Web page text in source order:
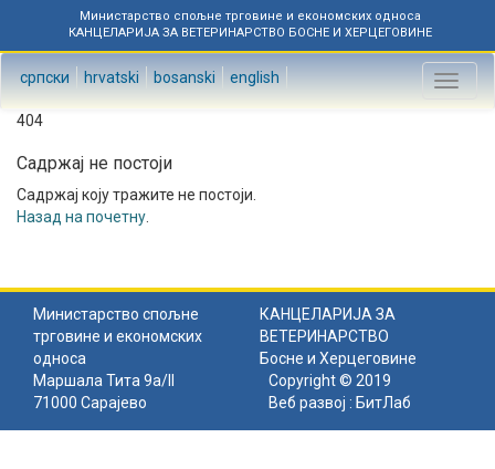
Министарство спољне трговине и економских односа
КАНЦЕЛАРИЈА ЗА ВЕТЕРИНАРСТВО БОСНЕ И ХЕРЦЕГОВИНЕ
српски hrvatski bosanski english
Toggle
404
Садржај не постоји
Садржај коју тражите не постоји.
Назад на почетну
Министарство спољне
трговине и економских
односа
КАНЦЕЛАРИЈА ЗА
ВЕТЕРИНАРСТВО
Босне и Херцеговине
Маршала Тита 9а/II
71000 Сарајево
Copyright © 2019
Веб развој : БитЛаб